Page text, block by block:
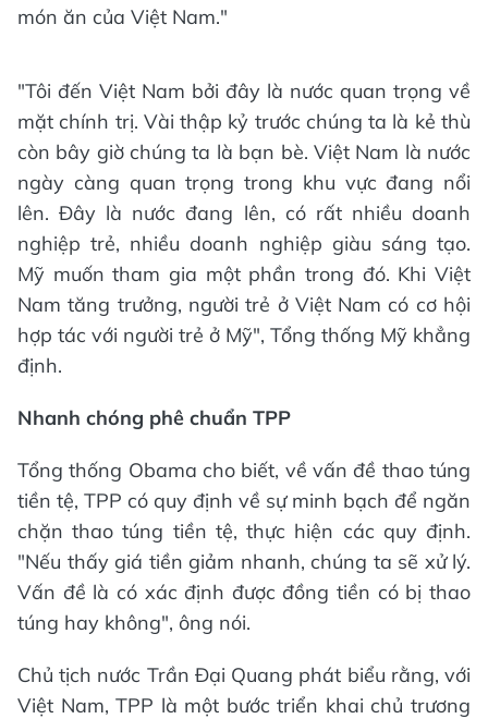
món ăn của Việt Nam."
"Tôi đến Việt Nam bởi đây là nước quan trọng về
mặt chính trị. Vài thập kỷ trước chúng ta là kẻ thù
còn bây giờ chúng ta là bạn bè. Việt Nam là nước
ngày càng quan trọng trong khu vực đang nổi
lên. Đây là nước đang lên, có rất nhiều doanh
nghiệp trẻ, nhiều doanh nghiệp giàu sáng tạo.
Mỹ muốn tham gia một phần trong đó. Khi Việt
Nam tăng trưởng, người trẻ ở Việt Nam có cơ hội
hợp tác với người trẻ ở Mỹ", Tổng thống Mỹ khẳng
định.
Nhanh chóng phê chuẩn TPP
Tổng thống Obama cho biết, về vấn đề thao túng
tiền tệ, TPP có quy định về sự minh bạch để ngăn
chặn thao túng tiền tệ, thực hiện các quy định.
"Nếu thấy giá tiền giảm nhanh, chúng ta sẽ xử lý.
Vấn đề là có xác định được đồng tiền có bị thao
túng hay không", ông nói.
Chủ tịch nước Trần Đại Quang phát biểu rằng, với
Việt Nam, TPP là một bước triển khai chủ trương